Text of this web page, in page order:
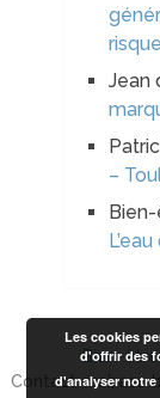
Jean
–
Bien-
Contact arobase
Les cookies
d'offrir des
d'analyser